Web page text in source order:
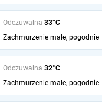
Odczuwalna 33°C
Zachmurzenie małe, pogodnie
Odczuwalna 32°C
Zachmurzenie małe, pogodnie